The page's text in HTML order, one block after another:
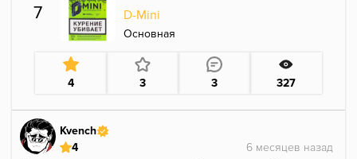
водянистостью, а также сочностью стебеля, но и
само собой об освежающих нотах никто не забыл, на
выдохе же это лёгкая, пощипывающая язык, горечь.
Вкус получился достаточно интересный, его можно
спокойно пробовать в соло и он вам не надоест, а
также можно миксовать, ввиду его стойкой
ароматики.
P.S. партия от 25.07.17.
7 D-Mini
Основная
4 3 3 327
Kvench
4